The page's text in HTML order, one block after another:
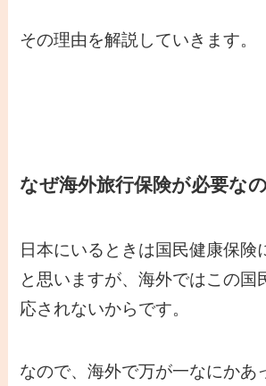
その理由を解説していきます。
なぜ海外旅行保険が必要な
日本にいるときは国民健康保険
と思いますが、海外ではこの国
応されないからです。
なので、海外で万が一なにかあ